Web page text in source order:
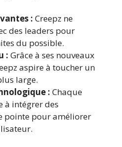
: Creepz ne
des leaders pour
du possible.
: Grâce à ses nouveaux
aspire à toucher un
large.
: Chaque
à intégrer des
pointe pour améliorer